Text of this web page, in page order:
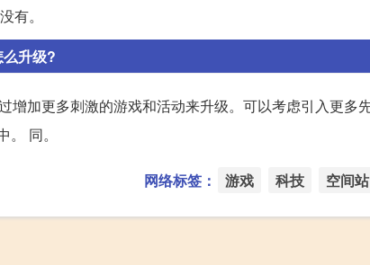
有。
升级?
增加更多刺激的游戏和活动来升级。可以考虑引入更多
同。
网络标签： 游戏 科技 空间站